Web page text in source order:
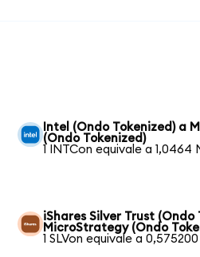
Intel (Ondo Tokenized) a
(Ondo Tokenized)
1 INTCon equivale a 1,0464
iShares Silver Trust (Ondo
MicroStrategy (Ondo
1 SLVon equivale a